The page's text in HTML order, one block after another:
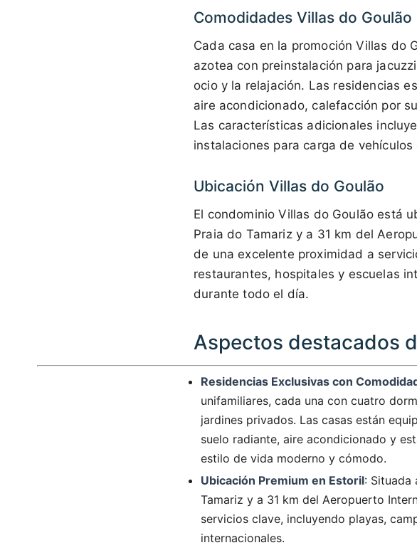
Comodidades Villas do Goulão
Cada casa en la promoción Villas do
azotea con preinstalación para
ocio y la relajación. Las residencias
aire acondicionado, calefacción por
Las características adicionales
instalaciones para carga de vehículos
Ubicación Villas do Goulão
El condominio Villas do Goulão está
Praia do Tamariz y a 31 km del
de una excelente proximidad a
restaurantes, hospitales y escuelas
durante todo el día.
Aspectos destacados
Residencias Exclusivas con
unifamiliares, cada una con cuatro
jardines privados. Las casas están
suelo radiante, aire acondicionado y
estilo de vida moderno y cómodo.
Ubicación Premium en Estoril: Situada
Tamariz y a 31 km del Aeropuerto
servicios clave, incluyendo playas,
internacionales.